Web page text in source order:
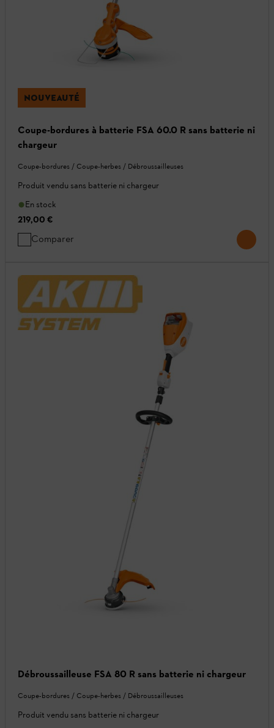
NOUVEAUTÉ
Coupe-bordures à batterie FSA 60.0 R sans batterie ni
chargeur
Coupe-bordures / Coupe-herbes / Débroussailleuses
Produit vendu sans batterie ni chargeur
En stock
219,00 €
Comparer
Débroussailleuse FSA 80 R sans batterie ni chargeur
Coupe-bordures / Coupe-herbes / Débroussailleuses
Produit vendu sans batterie ni chargeur